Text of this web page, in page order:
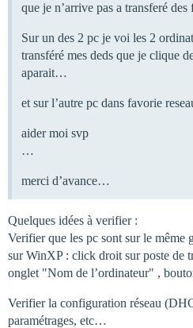
que je n’arrive pas a transferé
Sur un des 2 pc je voi les 2
transféré mes deds que je clique
aparait…
et sur l’autre pc dans favorie
aider moi svp
…
merci d’avance…
Quelques idées à verifier :
Verifier que les pc sont sur le même
sur WinXP : click droit sur poste de
onglet "Nom de l’ordinateur" ,
Verifier la configuration réseau
paramétrages, etc…